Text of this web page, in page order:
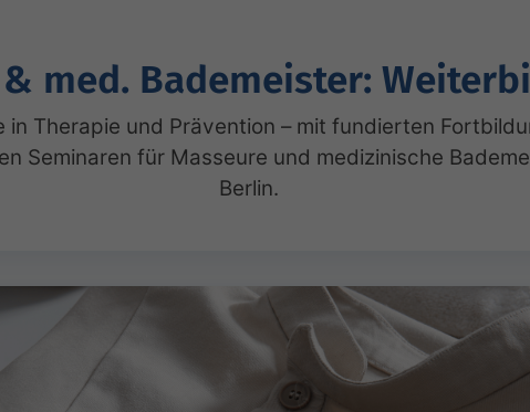
med. Bademeister:
in Therapie und Prävention – mit fundierten
Seminaren für Masseure und medizinische
Berlin.